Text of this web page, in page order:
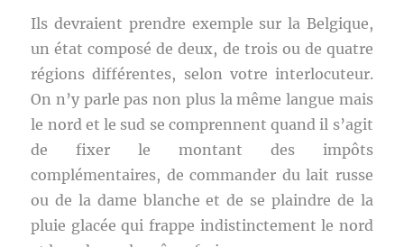
Ils devraient prendre exemple sur la Belgique,
un état composé de deux, de trois ou de quatre
régions différentes, selon votre interlocuteur.
On n’y parle pas non plus la même langue mais
le nord et le sud se comprennent quand il s’agit
de fixer le montant des impôts
complémentaires, de commander du lait russe
ou de la dame blanche et de se plaindre de la
pluie glacée qui frappe indistinctement le nord